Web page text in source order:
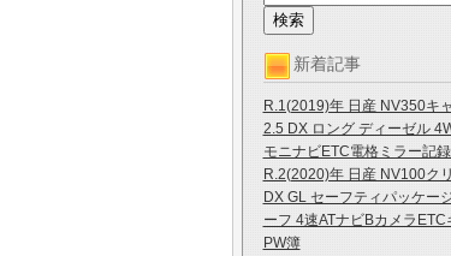
新着記事
R.1(2019)年 日産 NV350キ
2.5 DX ロング ディーゼル
モニナビETC電格ミラー記
R.2(2020)年 日産 NV100ク
DX GL セーフティパッケー
ーフ 4速ATナビBカメラETC
PW簿